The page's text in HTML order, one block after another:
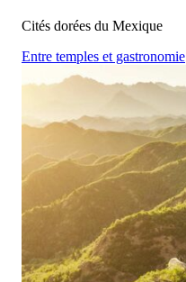
Cités dorées du Mexique
Entre temples et gastronomie